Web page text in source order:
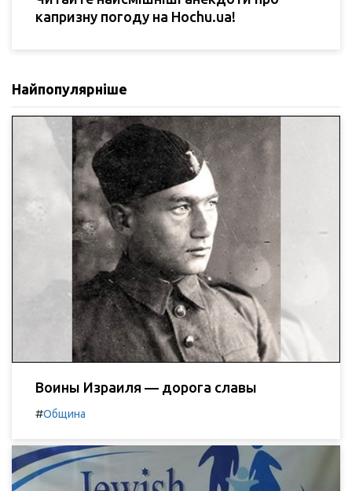
капризну погоду на Hochu.ua!
Найпопулярніше
Воины Израиля — дорога славы
#Община